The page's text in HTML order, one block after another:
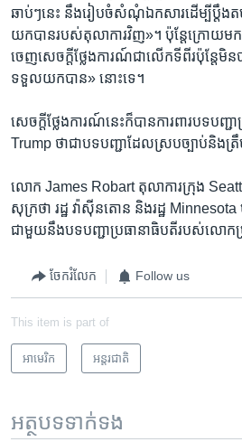
ឆាប់ៗ​នេះ ​នឹង​រៀប​ចំ​សំណុំ​ឯកសារ​ដើម្បី​ប្តឹ
យក​បាន​របស់​តុលាការ​វិញ‍»។ ប៉ុន្តែ​ក្រោយ​មក
ចេញ​សេចក្តី​ថ្លែង​ការណ៍​ជា​លើក​ទីពីរ​ប៉ុន្តែ​មិ
ទទួល​យក​បាន​‍» នោះ​ទេ។
សេចក្តី​ថ្លែង​ការណ៍​នេះ​ក៏​បាន​ការពារ​បទ​បញ្
Trump ថា​ជា​បទ​បញ្ជា​ដែល​ស្របច្បាប់​និង​ត្រឹ
លោក James Robart តុលាការ​ក្រុង
សុក្រ​ថា រដ្ឋ វ៉ាស៊ីនតោន​ និង​រដ្ឋ
ជាមួយ​នឹង​បទ​បញ្ជាប្រធានាធិបតី​របស់​លោក​
ចែករំលែក Follow us
This item is part of
អាមេរិក​ អន្តរជាតិ
អត្ថបទ​ទាក់ទង